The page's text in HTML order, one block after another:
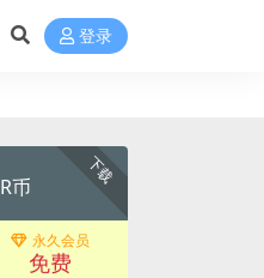
登录
下载
R币
永久会员
免费